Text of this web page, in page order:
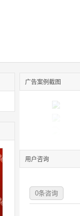
广告案例截图
用户咨询
0条咨询